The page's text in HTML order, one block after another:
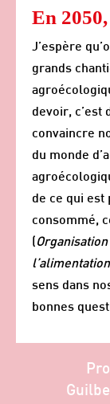
En
J’espère
grands
devoir, c’est
convaincre
du monde
de ce qui est
consommé,
(
sens dans
bonnes